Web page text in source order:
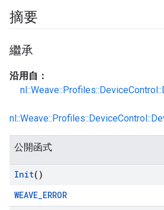
摘要
繼承
沿用自：
公開函式
Init()
WEAVE_ERROR